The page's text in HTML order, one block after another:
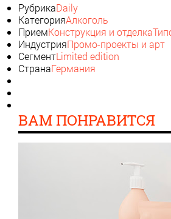
РубрикаDaily
КатегорияАлкоголь
ПриемКонструкция и отделка
ИндустрияПромо-проекты и арт
СегментLimited edition
СтранаГермания
ВАМ ПОНРАВИТСЯ